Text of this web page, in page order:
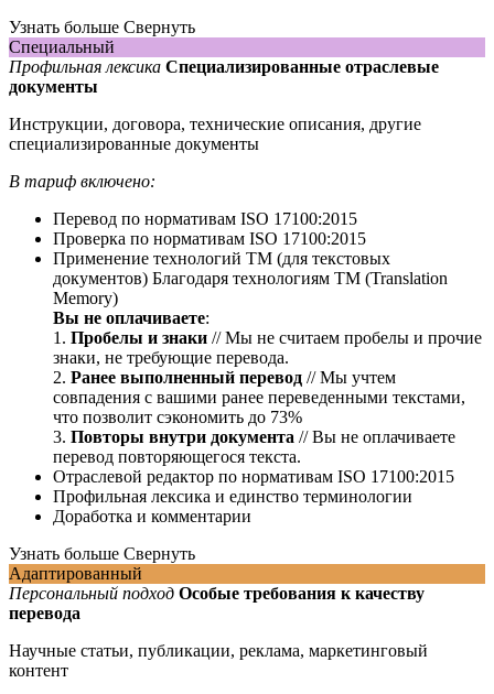
Узнать больше Свернуть
Специальный
Профильная лексика Специализированные отраслевые
документы
Инструкции, договора, технические описания, другие
специализированные документы
В тариф включено:
Перевод по нормативам ISO 17100:2015
Проверка по нормативам ISO 17100:2015
Применение технологий ТМ (для текстовых
документов) Благодаря технологиям ТМ (Translation
Memory)
Вы не оплачиваете:
1. Пробелы и знаки // Мы не считаем пробелы и прочие
знаки, не требующие перевода.
2. Ранее выполненный перевод // Мы учтем
совпадения с вашими ранее переведенными текстами,
что позволит сэкономить до 73%
3. Повторы внутри документа // Вы не оплачиваете
перевод повторяющегося текста.
Отраслевой редактор по нормативам ISO 17100:2015
Профильная лексика и единство терминологии
Доработка и комментарии
Узнать больше Свернуть
Адаптированный
Персональный подход Особые требования к качеству
перевода
Научные статьи, публикации, реклама, маркетинговый
контент